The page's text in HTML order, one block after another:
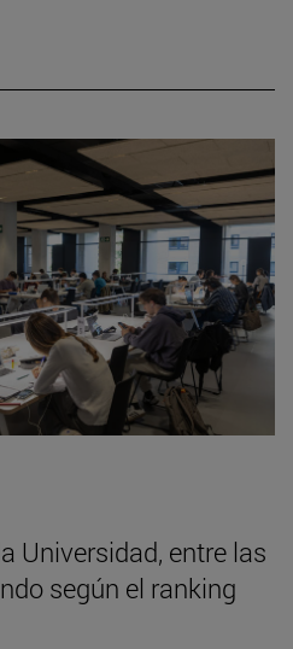
Universidad, entre las
según el ranking